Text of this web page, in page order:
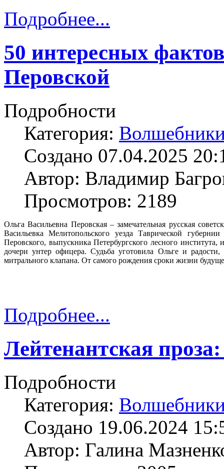
Подробнее...
50 интересных
Перовской
Подробности
Категория:
Создано 07.04.2025
Автор: Владимир
Просмотров: 2189
Ольга Васильевна Перовская – замечательная русская
Васильевка Мелитопольского уезда Таврической
Перовского, выпускника Петербургского лесного
дочери унтер офицера. Судьба уготовила Ольге и
митрального клапана. От самого рождения сроки жизни
Подробнее...
Лейтенантская
Подробности
Категория:
Создано 19.06.2024
Автор: Галина